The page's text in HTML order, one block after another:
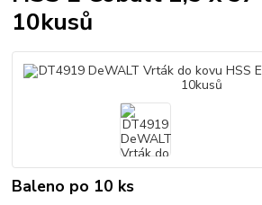
10kusů
Baleno po 10 ks